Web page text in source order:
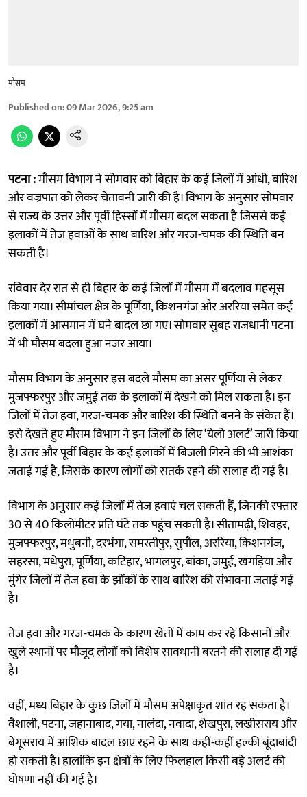
मौसम
Published on:09 Mar 2026, 9:25 am
पटना :मौसम विभाग ने सोमवार को बिहार के कई जिलों में आंधी, बारिश
और वज्रपात को लेकर चेतावनी जारी की है। विभाग के अनुसार सोमवार
से राज्य के उत्तर और पूर्वी हिस्सों में मौसम बदल सकता है जिससे कई
इलाकों में तेज हवाओं के साथ बारिश और गरज-चमक की स्थिति बन
सकती है।
रविवार देर रात से ही बिहार के कई जिलों में मौसम में बदलाव महसूस
किया गया। सीमांचल क्षेत्र के पूर्णिया, किशनगंज और अररिया समेत कई
इलाकों में आसमान में घने बादल छा गए। सोमवार सुबह राजधानी पटना
में भी मौसम बदला हुआ नजर आया।
मौसम विभाग के अनुसार इस बदले मौसम का असर पूर्णिया से लेकर
मुजफ्फरपुर और जमुई तक के इलाकों में देखने को मिल सकता है। इन
जिलों में तेज हवा, गरज-चमक और बारिश की स्थिति बनने के संकेत हैं।
इसे देखते हुए मौसम विभाग ने इन जिलों के लिए ‘येलो अलर्ट’ जारी किया
है। उत्तर और पूर्वी बिहार के कई इलाकों में बिजली गिरने की भी आशंका
जताई गई है, जिसके कारण लोगों को सतर्क रहने की सलाह दी गई है।
विभाग के अनुसार कई जिलों में तेज हवाएं चल सकती हैं, जिनकी रफ्तार
30 से 40 किलोमीटर प्रति घंटे तक पहुंच सकती है। सीतामढ़ी, शिवहर,
मुजफ्फरपुर, मधुबनी, दरभंगा, समस्तीपुर, सुपौल, अररिया, किशनगंज,
सहरसा, मधेपुरा, पूर्णिया, कटिहार, भागलपुर, बांका, जमुई, खगड़िया और
मुंगेर जिलों में तेज हवा के झोंकों के साथ बारिश की संभावना जताई गई
है।
तेज हवा और गरज-चमक के कारण खेतों में काम कर रहे किसानों और
खुले स्थानों पर मौजूद लोगों को विशेष सावधानी बरतने की सलाह दी गई
है।
वहीं, मध्य बिहार के कुछ जिलों में मौसम अपेक्षाकृत शांत रह सकता है।
वैशाली, पटना, जहानाबाद, गया, नालंदा, नवादा, शेखपुरा, लखीसराय और
बेगूसराय में आंशिक बादल छाए रहने के साथ कहीं-कहीं हल्की बूंदाबांदी
हो सकती है। हालांकि इन क्षेत्रों के लिए फिलहाल किसी बड़े अलर्ट की
घोषणा नहीं की गई है।